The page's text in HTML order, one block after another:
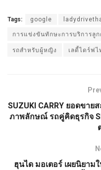
Tags: google
การแข่งขันทักษะการบริการลูก
รถสำหรับผู้หญิง เลดี้ไดร์ฟ
SUZUKI CARRY ยอดขา
ภาพลักษณ์ รถคู่คิดธุรกิจ
ฮุนได มอเตอร์ เผยนิยา